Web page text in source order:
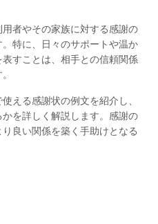
者やその家族に対する感謝の
特に、日々のサポートや温か
すことは、相手との信頼関係
える感謝状の例文を紹介し、
を詳しく解説します。感謝の
良い関係を築く手助けとなる